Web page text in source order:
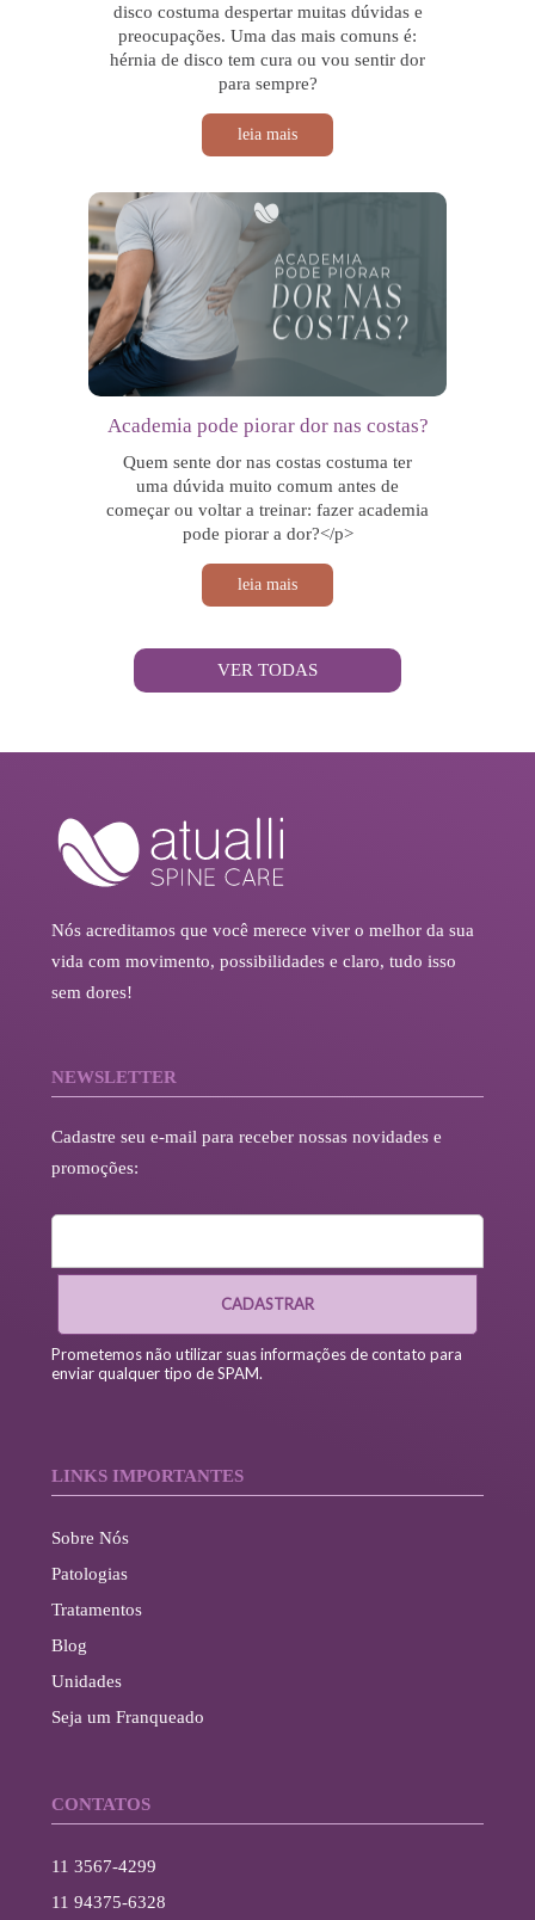
disco costuma despertar muitas dúvidas e
preocupações. Uma das mais comuns é:
hérnia de disco tem cura ou vou sentir dor
para sempre?
leia mais
Academia pode piorar dor nas costas?
Quem sente dor nas costas costuma ter
uma dúvida muito comum antes de
começar ou voltar a treinar: fazer academia
pode piorar a dor?</p>
leia mais
VER TODAS
Nós acreditamos que você merece viver o melhor da sua
vida com movimento, possibilidades e claro, tudo isso
sem dores!
NEWSLETTER
Cadastre seu e-mail para receber nossas novidades e
promoções:
CADASTRAR
Prometemos não utilizar suas informações de contato para
enviar qualquer tipo de SPAM.
LINKS IMPORTANTES
Sobre Nós
Patologias
Tratamentos
Blog
Unidades
Seja um Franqueado
CONTATOS
11 3567-4299
11 94375-6328